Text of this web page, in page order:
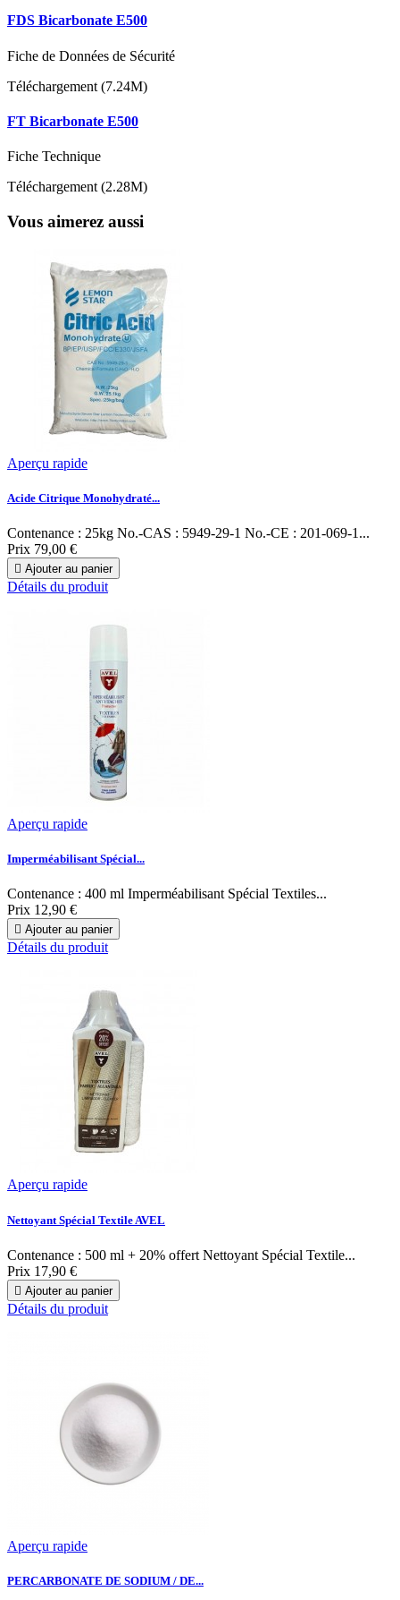
FDS Bicarbonate E500
Fiche de Données de Sécurité
Téléchargement (7.24M)
FT Bicarbonate E500
Fiche Technique
Téléchargement (2.28M)
Vous aimerez aussi
Aperçu rapide
Acide Citrique Monohydraté...
Contenance : 25kg No.-CAS : 5949-29-1 No.-CE : 201-069-1...
Prix 79,00 €
 Ajouter au panier
Détails du produit
Aperçu rapide
Imperméabilisant Spécial...
Contenance : 400 ml Imperméabilisant Spécial Textiles...
Prix 12,90 €
 Ajouter au panier
Détails du produit
Aperçu rapide
Nettoyant Spécial Textile AVEL
Contenance : 500 ml + 20% offert Nettoyant Spécial Textile...
Prix 17,90 €
 Ajouter au panier
Détails du produit
Aperçu rapide
PERCARBONATE DE SODIUM / DE...